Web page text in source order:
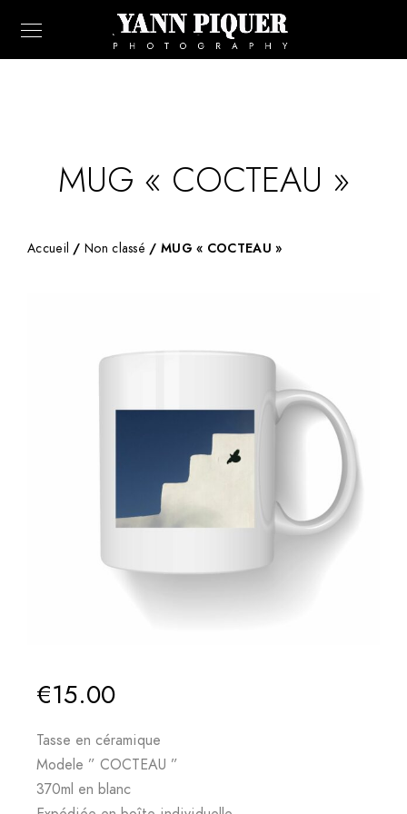
MUG « COCTEAU »
Accueil /Non classé / MUG « COCTEAU »
€15.00
Tasse en céramique
Modele ” COCTEAU ”
370ml en blanc